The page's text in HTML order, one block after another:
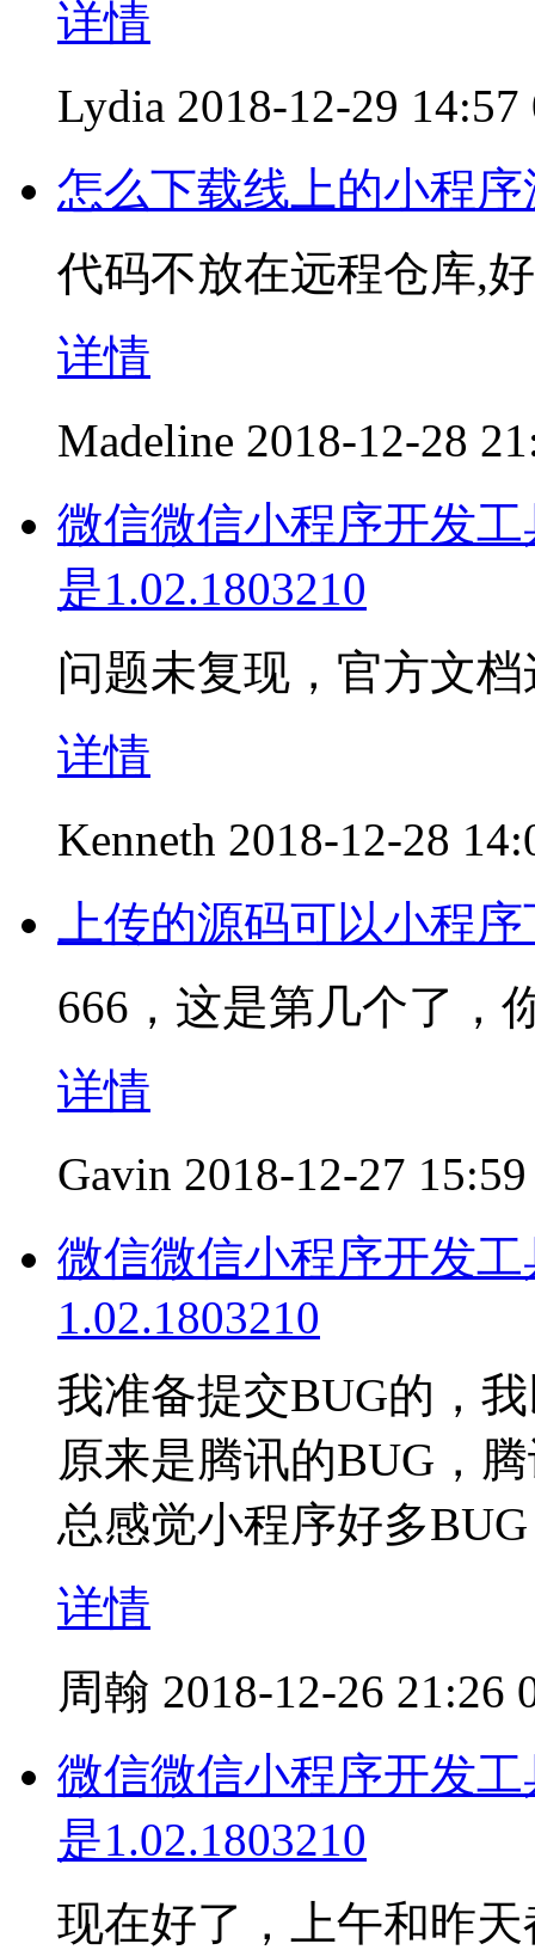
详情
Lydia 2018-12-29 14:57
怎么下载线上的小程序
代码不放在远程仓库,
详情
Madeline 2018-12-28
微信微信小程序开发工
是1.02.1803210
问题未复现，官方文
详情
Kenneth 2018-12-28
上传的源码可以小程
666，这是第几个了，
详情
Gavin 2018-12-27 15:59
微信微信小程序开发
1.02.1803210
我准备提交BUG的，
原来是腾讯的BUG，
总感觉小程序好多BUG
详情
周翰 2018-12-26 21:26
微信微信小程序开发工
是1.02.1803210
现在好了，上午和昨